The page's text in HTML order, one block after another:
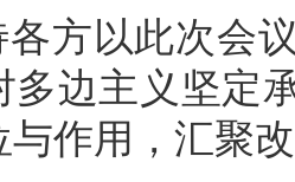
方以此次会
多边主义坚定
与作用，汇聚